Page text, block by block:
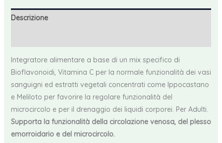
Descrizione
Integratore alimentare a base di un mix specifico di
Bioflavonoidi, Vitamina C per la normale funzionalità dei vasi
sanguigni ed estratti vegetali concentrati come Ippocastano
e Meliloto per favorire la regolare funzionalità del
microcircolo e per il drenaggio dei liquidi corporei. Per Adulti.
Supporta la funzionalità della circolazione venosa, del plesso
emorroidario e del microcircolo.